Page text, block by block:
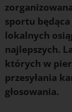
sportu
lokalnych
najlepszych.
których w
przesyłania
głosowania.